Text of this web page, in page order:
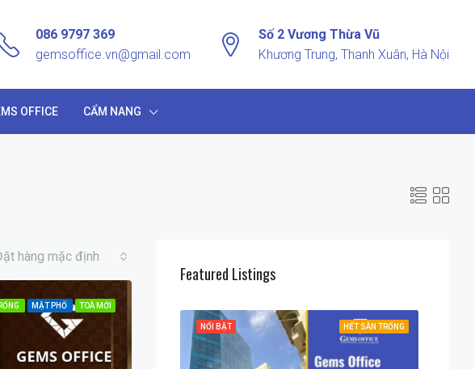
086 9797 369
gemsoffice.vn@gmail.com
Số 2 Vương Thừa Vũ
Khương Trung, Thanh Xuân, Hà Nội
OFFICE CẨM NANG
hàng mặc định
MẶT PHỐ TOÀ MỚI
Featured Listings
HẾT SÀN TRỐNG
NỔI BẬT